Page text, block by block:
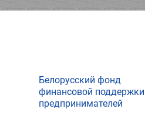
Белорусский фонд
финансовой поддержки
предпринимателей